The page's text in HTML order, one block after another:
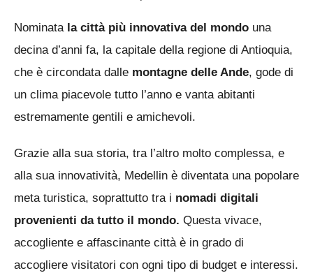
Nominata la città più innovativa del mondo una
decina d’anni fa, la capitale della regione di Antioquia,
che è circondata dalle montagne delle Ande, gode di
un clima piacevole tutto l’anno e vanta abitanti
estremamente gentili e amichevoli.
Grazie alla sua storia, tra l’altro molto complessa, e
alla sua innovatività, Medellin è diventata una popolare
meta turistica, soprattutto tra i nomadi digitali
provenienti da tutto il mondo. Questa vivace,
accogliente e affascinante città è in grado di
accogliere visitatori con ogni tipo di budget e interessi.